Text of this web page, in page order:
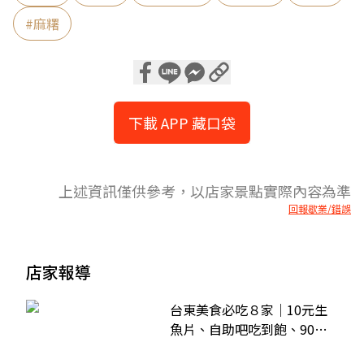
#麻糬
下載 APP 藏口袋
上述資訊僅供參考，以店家景點實際內容為準
回報歇業/錯誤
店家報導
台東美食必吃８家｜10元生
魚片、自助吧吃到飽、90年